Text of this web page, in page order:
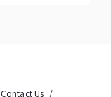
Contact Us